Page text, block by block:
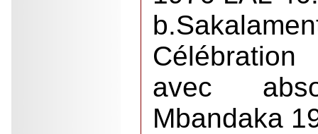
avec
Mbandaka